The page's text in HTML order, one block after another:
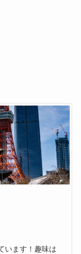
います！趣味は